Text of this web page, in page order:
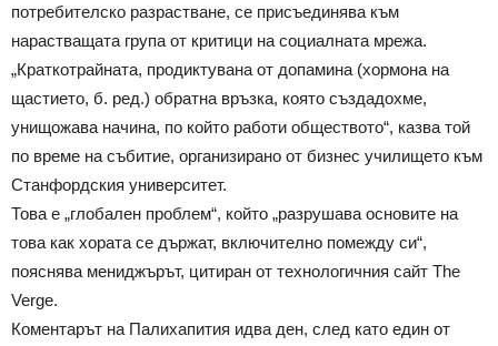
потребителско разрастване, се присъединява към
нарастващата група от критици на социалната мрежа.
„Краткотрайната, продиктувана от допамина (хормона на
щастието, б. ред.) обратна връзка, която създадохме,
унищожава начина, по който работи обществото“, казва той
по време на събитие, организирано от бизнес училището към
Станфордския университет.
Това е „глобален проблем“, който „разрушава основите на
това как хората се държат, включително помежду си“,
пояснява мениджърът, цитиран от технологичния сайт The
Verge.
Коментарът на Палихапития идва ден, след като един от